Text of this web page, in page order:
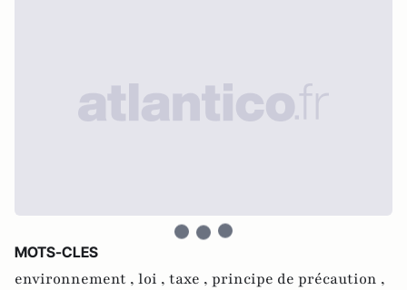
MOTS-CLES
environnement , loi , taxe , principe de précaution ,